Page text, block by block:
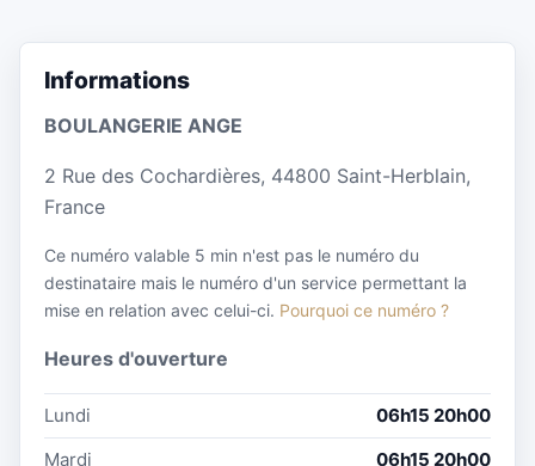
Informations
BOULANGERIE ANGE
2 Rue des Cochardières, 44800 Saint-Herblain,
France
Ce numéro valable 5 min n'est pas le numéro du
destinataire mais le numéro d'un service permettant la
mise en relation avec celui-ci. Pourquoi ce numéro ?
Heures d'ouverture
Lundi
06h15 20h00
Mardi
06h15 20h00